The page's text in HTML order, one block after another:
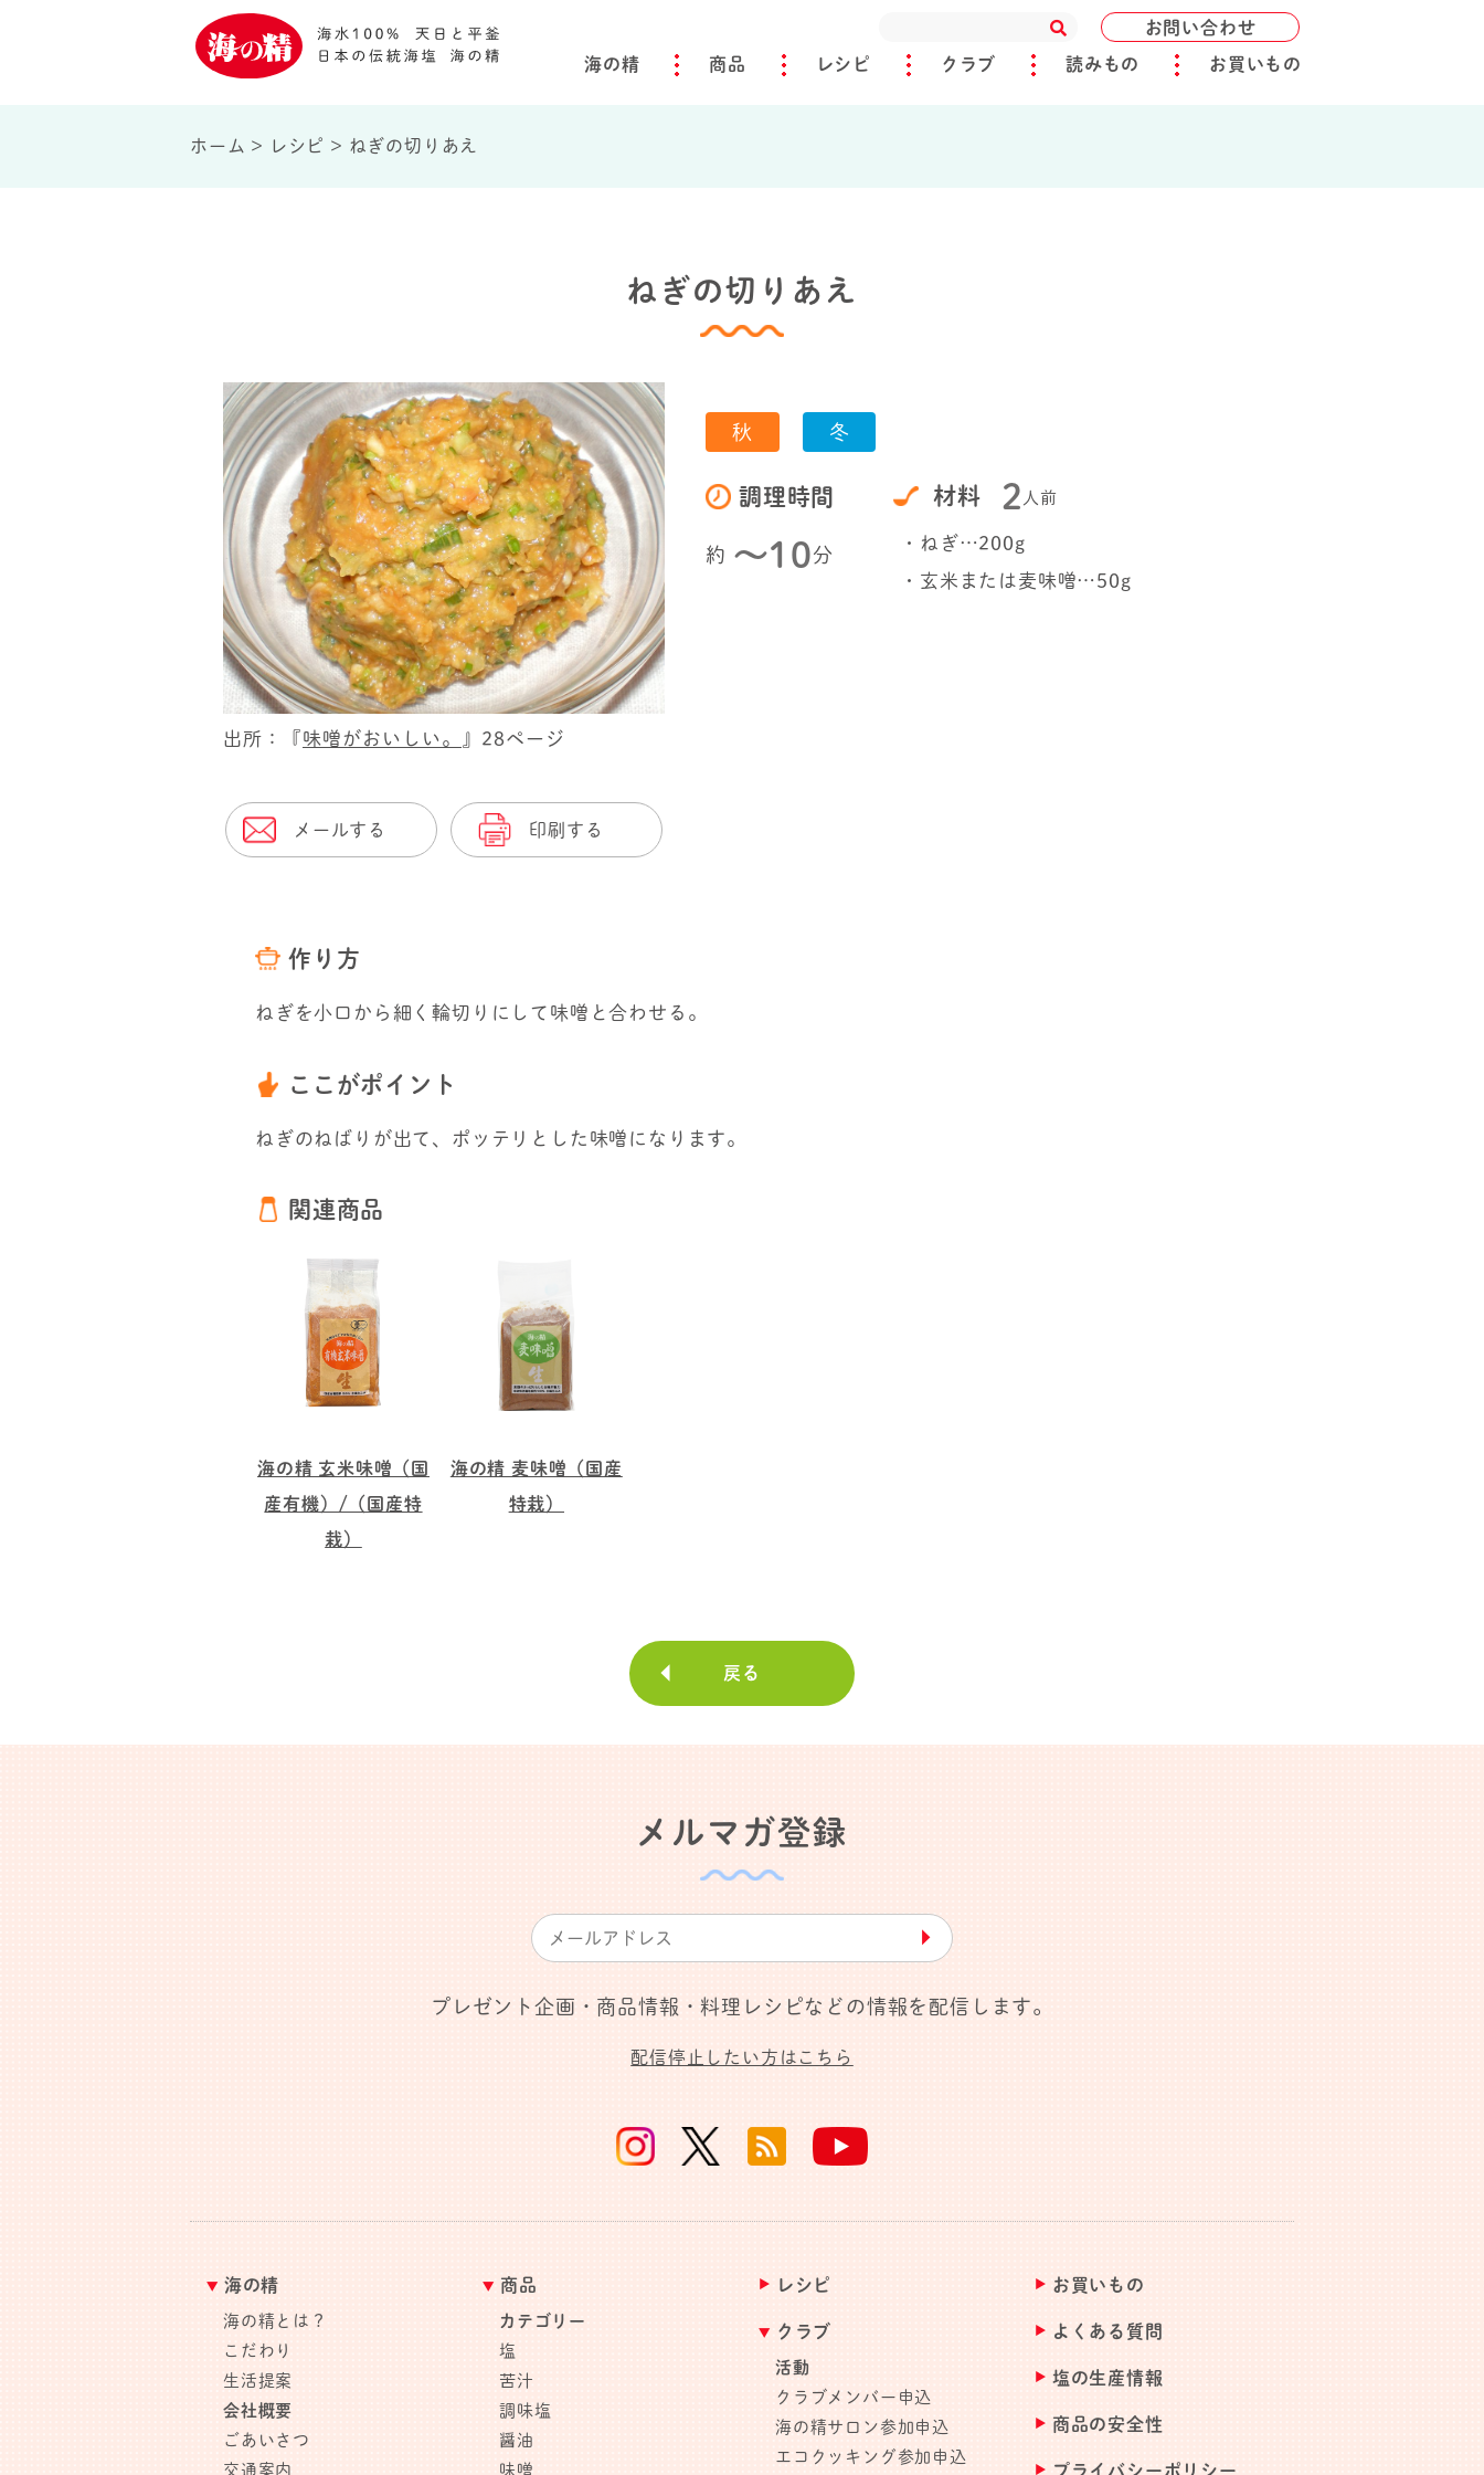
お問い合わせ
海の精 商品 レシピ クラブ 読みもの お買いもの
ホーム > レシピ > ねぎの切りあえ
ねぎの切りあえ
出所：『味噌がおいしい。 』28ページ
メールする 印刷する
秋 冬
調理時間
約 〜10分
材料 2 人前
・ねぎ…200g
・玄米または麦味噌…50g
作り方
ねぎを小口から細く輪切りにして味噌と合わせる。
ここがポイント
ねぎのねばりが出て、ポッテリとした味噌になります。
関連商品
海の精 玄米味噌（国
産有機）/（国産特
栽）
海の精 麦味噌（国産
特栽）
戻る
メルマガ登録
▶︎
プレゼント企画・商品情報・料理レシピなどの情報を配信します。
配信停止したい方はこちら
海の精
海の精とは？
こだわり
生活提案
会社概要
ごあいさつ
交通案内
商品
カテゴリー
塩
苦汁
調味塩
醤油
味噌
レシピ
クラブ
活動
クラブメンバー申込
海の精サロン参加申込
エコクッキング参加申込
お買いもの
よくある質問
塩の生産情報
商品の安全性
プライバシーポリシー